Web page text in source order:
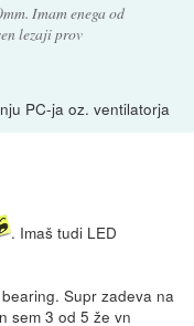
Imam enega od
lezaji prov
PC-ja oz. ventilatorja
. Imaš tudi LED
Supr zadeva na
sem 3 od 5 že vn